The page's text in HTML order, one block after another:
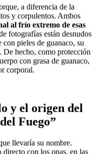
a diferencia de la
y corpulentos. Ambos
al frío extremo de esas
fotografías están desnudos
pieles de guanaco, su
De hecho, como protección
con grasa de guanaco,
corporal.
y el origen del
Fuego”
llevaría su nombre.
con los onas, en las